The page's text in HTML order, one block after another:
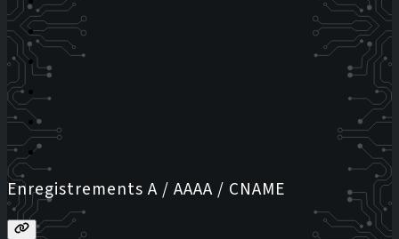
Enregistrements A / AAAA / CNAME